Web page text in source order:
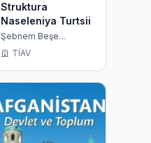
Struktura
Naseleniya Turtsii
Şebnem Beşe
Canpolat
TİAV